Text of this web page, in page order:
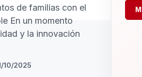
de familias con el
En un momento
y la innovación
10/2025